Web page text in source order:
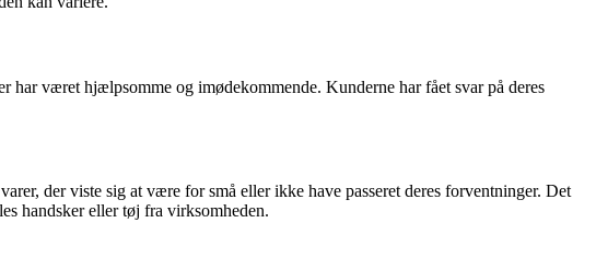
har været hjælpsomme og imødekommende. Kunderne har fået svar på deres
der viste sig at være for små eller ikke have passeret deres forventninger. Det
handsker eller tøj fra virksomheden.